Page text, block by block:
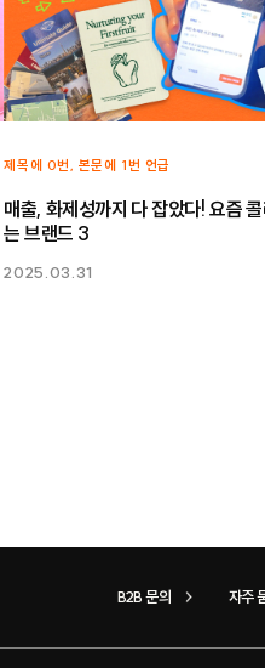
제목에 0번, 본문에 1번 언급
매출, 화제성까지 다 잡았다! 요즘
는 브랜드 3
2025.03.31
B2B 문의 자주